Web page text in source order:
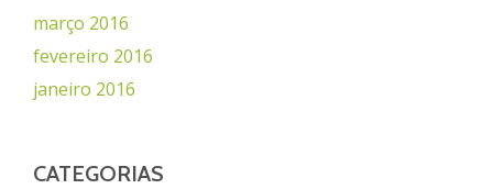
março 2016
fevereiro 2016
janeiro 2016
CATEGORIAS